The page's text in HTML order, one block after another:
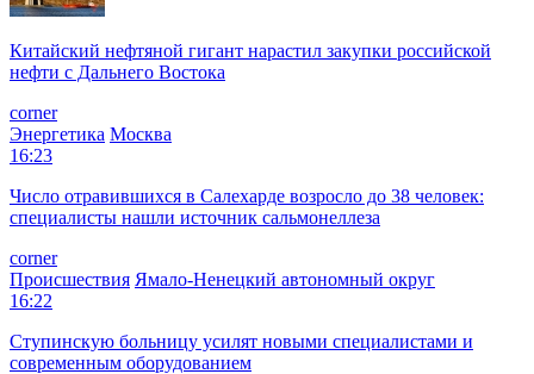
Китайский нефтяной гигант нарастил закупки российской
нефти с Дальнего Востока
corner
Энергетика Москва
16:23
Число отравившихся в Салехарде возросло до 38 человек:
специалисты нашли источник сальмонеллеза
corner
Происшествия Ямало-Ненецкий автономный округ
16:22
Ступинскую больницу усилят новыми специалистами и
современным оборудованием